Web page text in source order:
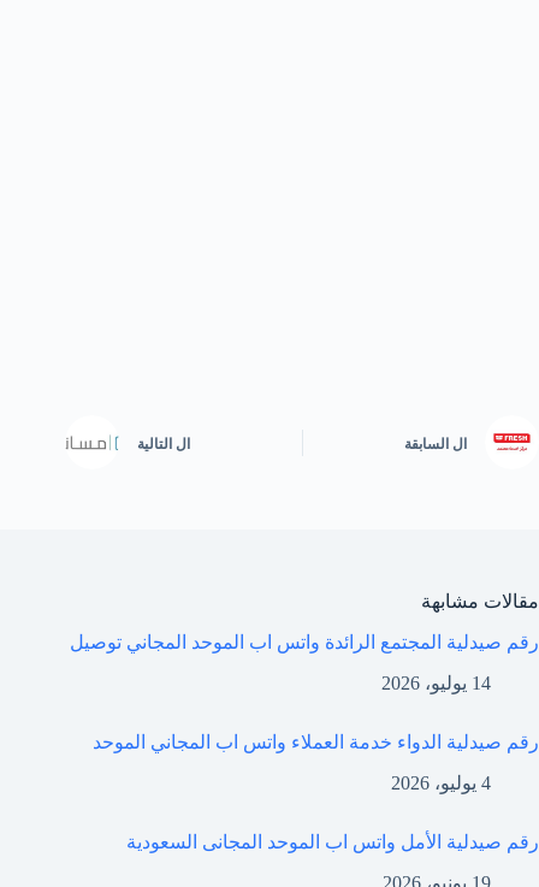
ال السابقة ال التالية
مقالات مشابهة
رقم صيدلية المجتمع الرائدة واتس اب الموحد المجاني توصيل
14 يوليو، 2026
رقم صيدلية الدواء خدمة العملاء واتس اب المجاني الموحد
4 يوليو، 2026
رقم صيدلية الأمل واتس اب الموحد المجانى السعودية
19 يونيو، 2026